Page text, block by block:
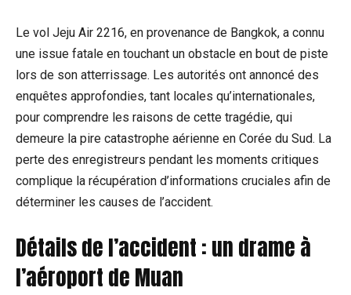
Le vol Jeju Air 2216, en provenance de Bangkok, a connu
une issue fatale en touchant un obstacle en bout de piste
lors de son atterrissage. Les autorités ont annoncé des
enquêtes approfondies, tant locales qu’internationales,
pour comprendre les raisons de cette tragédie, qui
demeure la pire catastrophe aérienne en Corée du Sud. La
perte des enregistreurs pendant les moments critiques
complique la récupération d’informations cruciales afin de
déterminer les causes de l’accident.
Détails de l’accident : un drame à
l’aéroport de Muan